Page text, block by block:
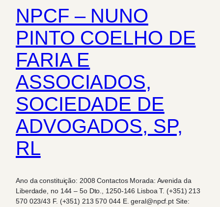
NPCF – NUNO
PINTO COELHO DE
FARIA E
ASSOCIADOS,
SOCIEDADE DE
ADVOGADOS, SP,
RL
Ano da constituição: 2008 Contactos Morada: Avenida da
Liberdade, no 144 – 5o Dto., 1250-146 Lisboa T. (+351) 213
570 023/43 F. (+351) 213 570 044 E. geral@npcf.pt Site: